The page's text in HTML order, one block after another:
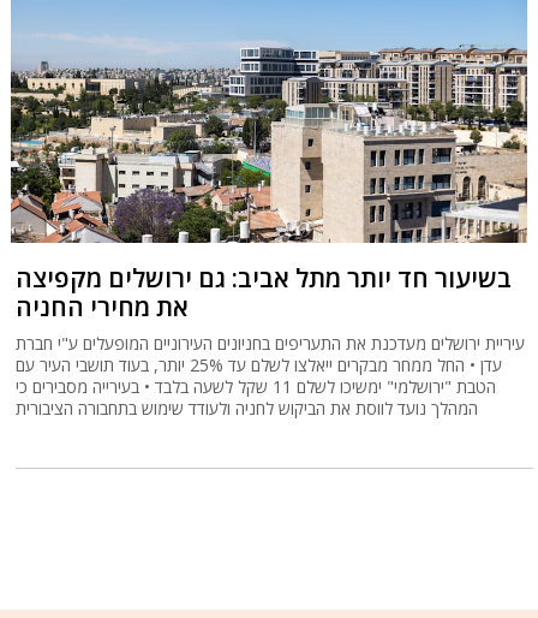
בשיעור חד יותר מתל אביב: גם ירושלים מקפיצה
את מחירי החניה
עיריית ירושלים מעדכנת את התעריפים בחניונים העירוניים המופעלים ע"י חברת
עדן • החל ממחר מבקרים ייאלצו לשלם עד 25% יותר, בעוד תושבי העיר עם
הטבת "ירושלמי" ימשיכו לשלם 11 שקל לשעה בלבד • בעירייה מסבירים כי
המהלך נועד לווסת את הביקוש לחניה ולעודד שימוש בתחבורה הציבורית